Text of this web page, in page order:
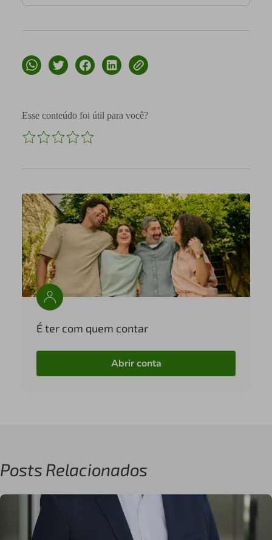
Esse conteúdo foi útil para você?
É ter com quem contar
Abrir conta
Posts Relacionados